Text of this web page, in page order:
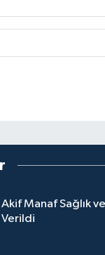
Akif Manaf Sağlık
Verildi